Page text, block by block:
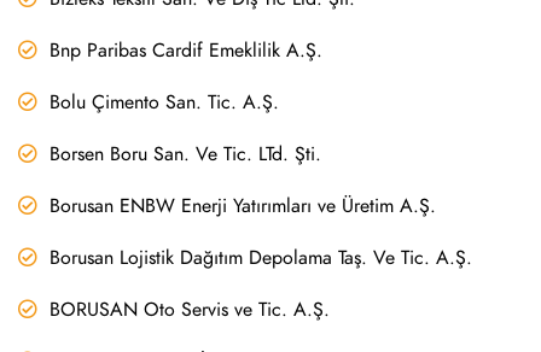
Bnp Paribas Cardif Emeklilik A.Ş.
Bolu Çimento San. Tic. A.Ş.
Borsen Boru San. Ve Tic. LTd. Şti.
Borusan ENBW Enerji Yatırımları ve Üretim A.Ş.
Borusan Lojistik Dağıtım Depolama Taş. Ve Tic. A.Ş.
BORUSAN Oto Servis ve Tic. A.Ş.